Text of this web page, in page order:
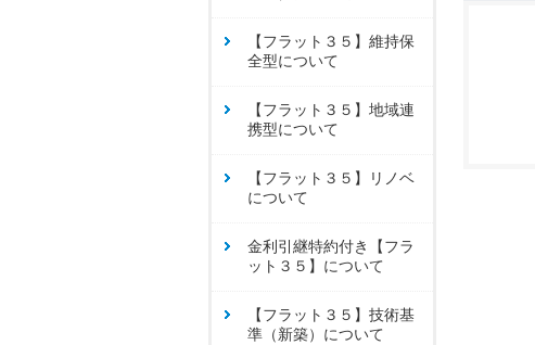
【フラット３５】維持保
全型について
【フラット３５】地域連
携型について
【フラット３５】リノベ
について
金利引継特約付き【フラ
ット３５】について
【フラット３５】技術基
準（新築）について